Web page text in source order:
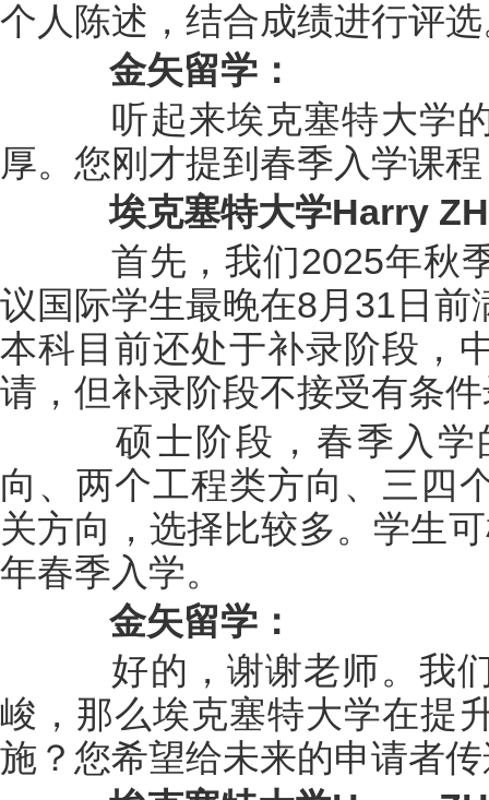
个人陈述，结合成绩进行评
金矢留学：
听起来埃克塞特大学的
厚。您刚才提到春季入学课
埃克塞特大学Harry
首先，我们2025年秋季
议国际学生最晚在8月31日前
本科目前还处于补录阶段，
请，但补录阶段不接受有条
硕士阶段，春季入学
向、两个工程类方向、三四
关方向，选择比较多。学生
年春季入学。
金矢留学：
好的，谢谢老师。我们
峻，那么埃克塞特大学在提
施？您希望给未来的申请者